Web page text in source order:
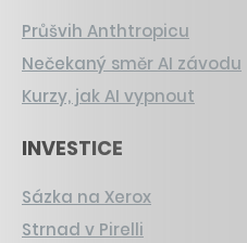
Průšvih Anthtropicu
Nečekaný směr AI závodu
Kurzy, jak AI vypnout
INVESTICE
Sázka na Xerox
Strnad v Pirelli